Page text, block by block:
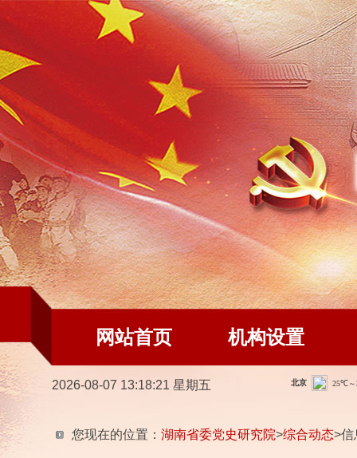
网站首页 机构设置
2026-08-07 13:18:23 星期五
您现在的位置： 湖南省委党史研究院>综合动态>信